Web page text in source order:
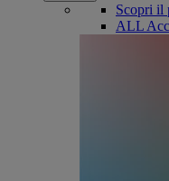
Scopri il
ALL